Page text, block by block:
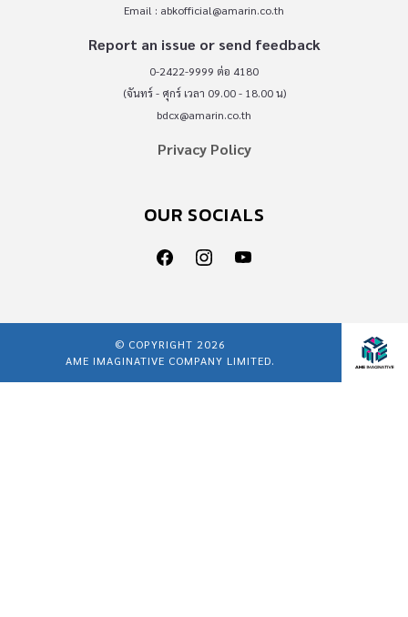
Email : abkofficial@amarin.co.th
Report an issue or send feedback
0-2422-9999 ต่อ 4180
(จันทร์ - ศุกร์ เวลา 09.00 - 18.00 น)
bdcx@amarin.co.th
Privacy Policy
OUR SOCIALS
© COPYRIGHT 2026
AME IMAGINATIVE COMPANY LIMITED.